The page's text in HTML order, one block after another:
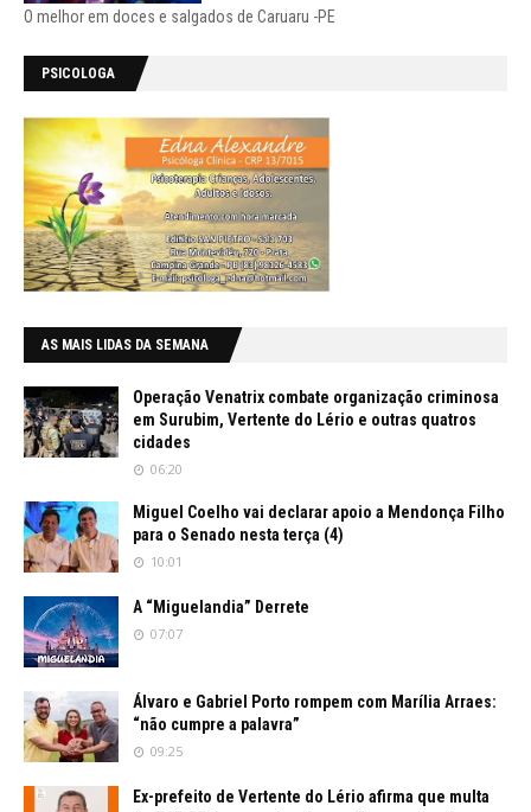
O melhor em doces e salgados de Caruaru -PE
PSICOLOGA
AS MAIS LIDAS DA SEMANA
Operação Venatrix combate organização criminosa
em Surubim, Vertente do Lério e outras quatros
cidades
06:20
Miguel Coelho vai declarar apoio a Mendonça Filho
para o Senado nesta terça (4)
10:01
A “Miguelandia” Derrete
07:07
Álvaro e Gabriel Porto rompem com Marília Arraes:
“não cumpre a palavra”
09:25
Ex-prefeito de Vertente do Lério afirma que multa